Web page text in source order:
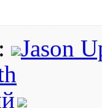
Jason